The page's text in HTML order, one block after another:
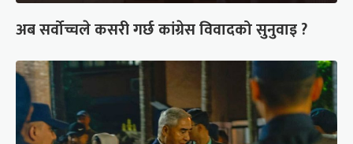
अब सर्वोच्चले कसरी गर्छ कांग्रेस विवादको सुनुवाइ ?